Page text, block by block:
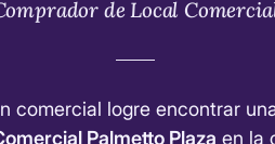
de Local
comercial logre encontrar
Palmetto Plaza en la